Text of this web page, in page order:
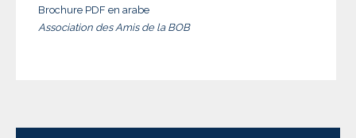
Brochure PDF en arabe
Association des Amis de la BOB